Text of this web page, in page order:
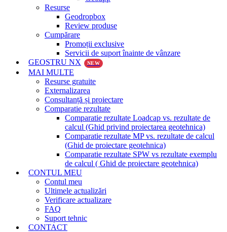
Resurse
Geodropbox
Review produse
Cumpărare
Promoții exclusive
Servicii de suport înainte de vânzare
GEOSTRU NX
NEW
MAI MULTE
Resurse gratuite
Externalizarea
Consultanță și proiectare
Comparatie rezultate
Comparatie rezultate Loadcap vs. rezultate de
calcul (Ghid privind proiectarea geotehnica)
Comparatie rezultate MP vs. rezultate de calcul
(Ghid de proiectare geotehnica)
Comparatie rezultate SPW vs rezultate exemplu
de calcul ( Ghid de proiectare geotehnica)
CONTUL MEU
Contul meu
Ultimele actualizări
Verificare actualizare
FAQ
Suport tehnic
CONTACT